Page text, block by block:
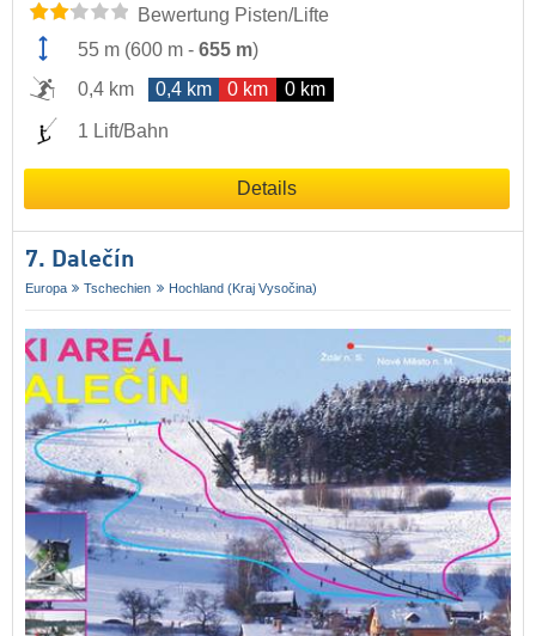
Bewertung Pisten/Lifte
55 m (600 m - 655 m)
0,4 km
0,4 km 0 km 0 km
1 Lift/Bahn
Details
7. Dalečín
Europa Tschechien Hochland (Kraj Vysočina)